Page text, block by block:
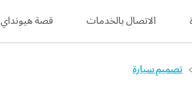
الاتصال بالخدمات قصة هيونداي
تصميم سيارة